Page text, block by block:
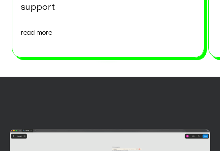
support
read more